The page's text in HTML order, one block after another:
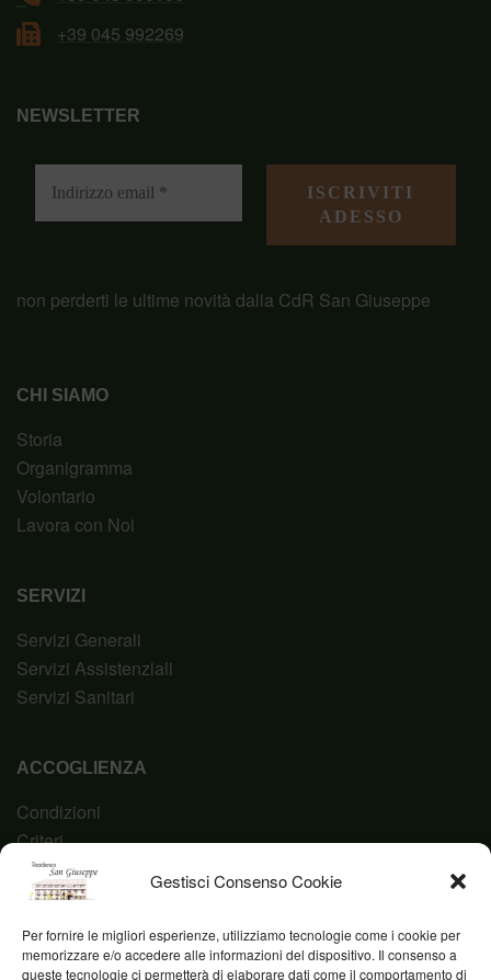
Gestisci Consenso Cookie
Per fornire le migliori esperienze, utilizziamo tecnologie come i cookie per
memorizzare e/o accedere alle informazioni del dispositivo. Il consenso a
queste tecnologie ci permetterà di elaborare dati come il comportamento di
+39 045 992269
CHI SIAMO
Storia
Organigramma
Volontario
Lavora con Noi
SERVIZI
Servizi Generali
Servizi Assistenziali
Servizi Sanitari
ACCOGLIENZA
Condizioni
Criteri
Domanda
Codice Etico
NEWSLETTER
non perderti le ultime novità dalla CdR San Giuseppe